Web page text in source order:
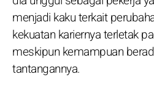
menjadi kaku terkait
kekuatan kariernya terletak
meskipun kemampuan
tantangannya.